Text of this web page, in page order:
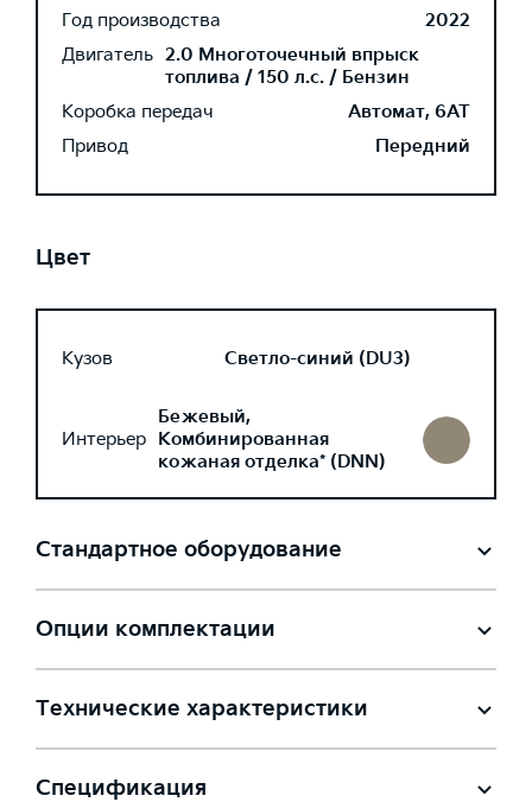
Год производства
2022
Двигатель 2.0 Многоточечный впрыск
топлива / 150 л.с. / Бензин
Коробка передач
Автомат, 6AT
Привод
Передний
Цвет
Кузов Светло-синий (DU3)
Интерьер
Бежевый,
Комбинированная
кожаная отделка* (DNN)
Стандартное оборудование
Опции комплектации
Технические характеристики
Спецификация